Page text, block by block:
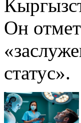
Он
статус».